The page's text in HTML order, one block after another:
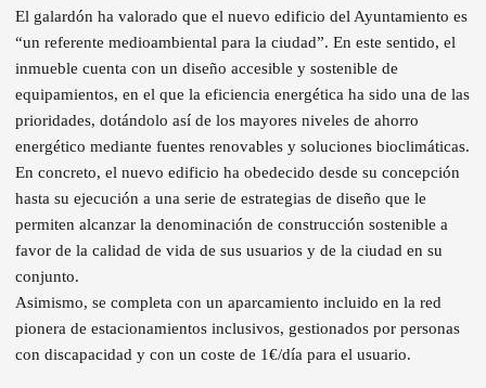
El galardón ha valorado que el nuevo edificio del Ayuntamiento es
“un referente medioambiental para la ciudad”. En este sentido, el
inmueble cuenta con un diseño accesible y sostenible de
equipamientos, en el que la eficiencia energética ha sido una de las
prioridades, dotándolo así de los mayores niveles de ahorro
energético mediante fuentes renovables y soluciones bioclimáticas.
En concreto, el nuevo edificio ha obedecido desde su concepción
hasta su ejecución a una serie de estrategias de diseño que le
permiten alcanzar la denominación de construcción sostenible a
favor de la calidad de vida de sus usuarios y de la ciudad en su
conjunto.
Asimismo, se completa con un aparcamiento incluido en la red
pionera de estacionamientos inclusivos, gestionados por personas
con discapacidad y con un coste de 1€/día para el usuario.